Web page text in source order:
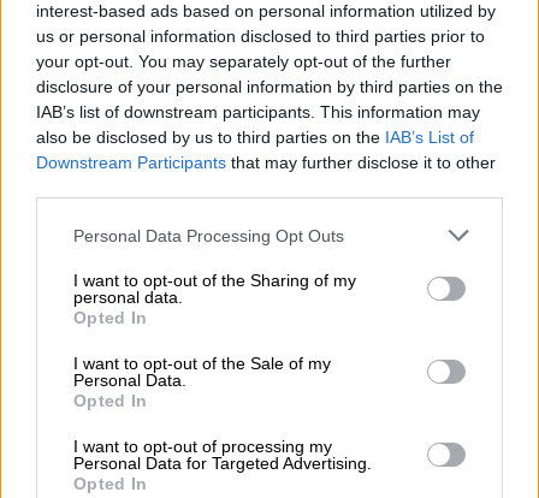
interest-based ads based on personal information utilized by
us or personal information disclosed to third parties prior to
your opt-out. You may separately opt-out of the further
disclosure of your personal information by third parties on the
IAB’s list of downstream participants. This information may
also be disclosed by us to third parties on the IAB’s List of
Downstream Participants that may further disclose it to other
Personal Data Processing Opt Outs
I want to opt-out of the Sharing of my
personal data.
Opted In
I want to opt-out of the Sale of my
Personal Data.
Opted In
I want to opt-out of processing my
Personal Data for Targeted Advertising.
Opted In
Sysoev: "EEUU quiere pasar a
financiar este conflicto"
¿La ciudadanía de Occidente
es consciente del riesgo de
una tercera guerra mundial?